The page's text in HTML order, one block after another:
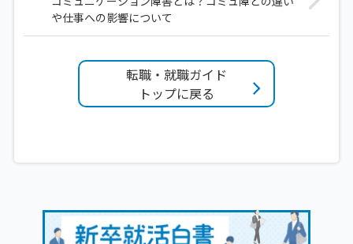
や仕事への影響について
転職・就職ガイド
トップに戻る